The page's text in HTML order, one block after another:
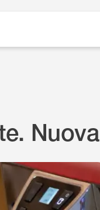
Nuova